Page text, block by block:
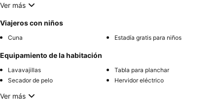
Ver más
Viajeros con niños
Cuna Estadía gratis para niños
Equipamiento de la habitación
Lavavajillas
Tabla para planchar
Secador de pelo
Hervidor eléctrico
Ver más